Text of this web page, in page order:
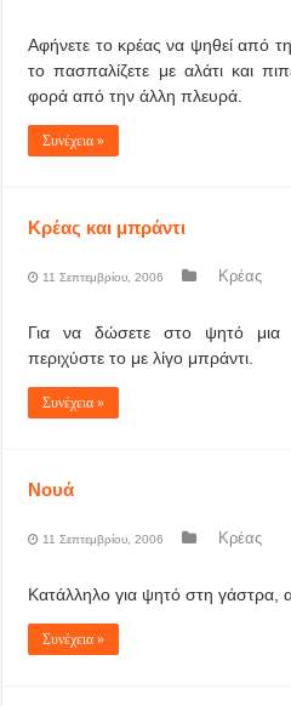
Αφήνετε το κρέας να ψηθεί από τη
το πασπαλίζετε με αλάτι και
φορά από την άλλη πλευρά.
Συνέχεια »
Κρέας και μπράντι
11 Σεπτεμβρίου, 2006 Κρέας
Για να δώσετε στο ψητό μια
περιχύστε το με λίγο μπράντι.
Συνέχεια »
Νουά
11 Σεπτεμβρίου, 2006 Κρέας
Κατάλληλο για ψητό στη γάστρα,
Συνέχεια »